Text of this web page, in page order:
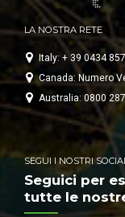
LA NOSTRA RETE
Italy: + 39 0434
Canada: Numero
Australia: 0800
SEGUI I NOSTRI SOCIAL
Seguici per
tutte le